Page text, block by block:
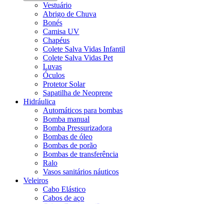
Vestuário
Abrigo de Chuva
Bonés
Camisa UV
Chapéus
Colete Salva Vidas Infantil
Colete Salva Vidas Pet
Luvas
Óculos
Protetor Solar
Sapatilha de Neoprene
Hidráulica
Automáticos para bombas
Bomba manual
Bomba Pressurizadora
Bombas de óleo
Bombas de porão
Bombas de transferência
Ralo
Vasos sanitários náuticos
Veleiros
Cabo Elástico
Cabos de aço